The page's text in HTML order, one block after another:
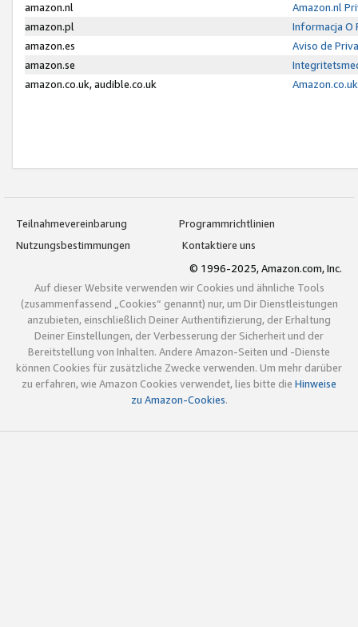
amazon.nl
Amazon.nl
amazon.pl
Informacja O
amazon.es
Aviso de
amazon.se
amazon.co.uk, audible.co.uk
Teilnahmevereinbarung
Programmrichtlinien
Nutzungsbestimmungen
Kontaktiere uns
© 1996-2025, Amazon.com, Inc.
Auf dieser Website verwenden wir Cookies und ähnliche Tools
(zusammenfassend „Cookies“ genannt) nur, um Dir Dienstleistungen
anzubieten, einschließlich Deiner Authentifizierung, der Erhaltung
Deiner Einstellungen, der Verbesserung der Sicherheit und der
Bereitstellung von Inhalten. Andere Amazon-Seiten und -Dienste
können Cookies für zusätzliche Zwecke verwenden. Um mehr darüber
zu erfahren, wie Amazon Cookies verwendet, lies bitte die Hinweise
zu Amazon-Cookies.